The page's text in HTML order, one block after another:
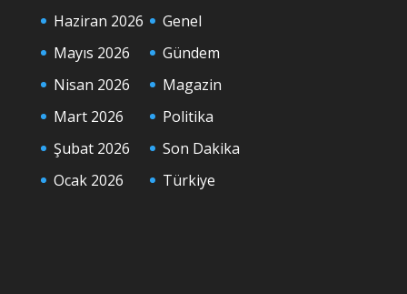
Haziran 2026
Mayıs 2026
Nisan 2026
Mart 2026
Şubat 2026
Ocak 2026
Genel
Gündem
Magazin
Politika
Son Dakika
Türkiye